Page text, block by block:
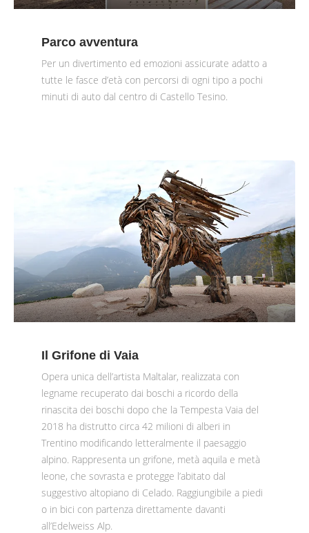
Parco avventura
Per un divertimento ed emozioni assicurate adatto a
tutte le fasce d’età con percorsi di ogni tipo a pochi
minuti di auto dal centro di Castello Tesino.
Il Grifone di Vaia
Opera unica dell’artista Maltalar, realizzata con
legname recuperato dai boschi a ricordo della
rinascita dei boschi dopo che la Tempesta Vaia del
2018 ha distrutto circa 42 milioni di alberi in
Trentino modificando letteralmente il paesaggio
alpino. Rappresenta un grifone, metà aquila e metà
leone, che sovrasta e protegge l’abitato dal
suggestivo altopiano di Celado. Raggiungibile a piedi
o in bici con partenza direttamente davanti
all’Edelweiss Alp.